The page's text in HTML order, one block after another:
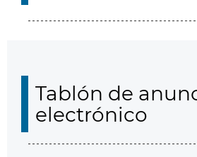
Tablón de
electrónico